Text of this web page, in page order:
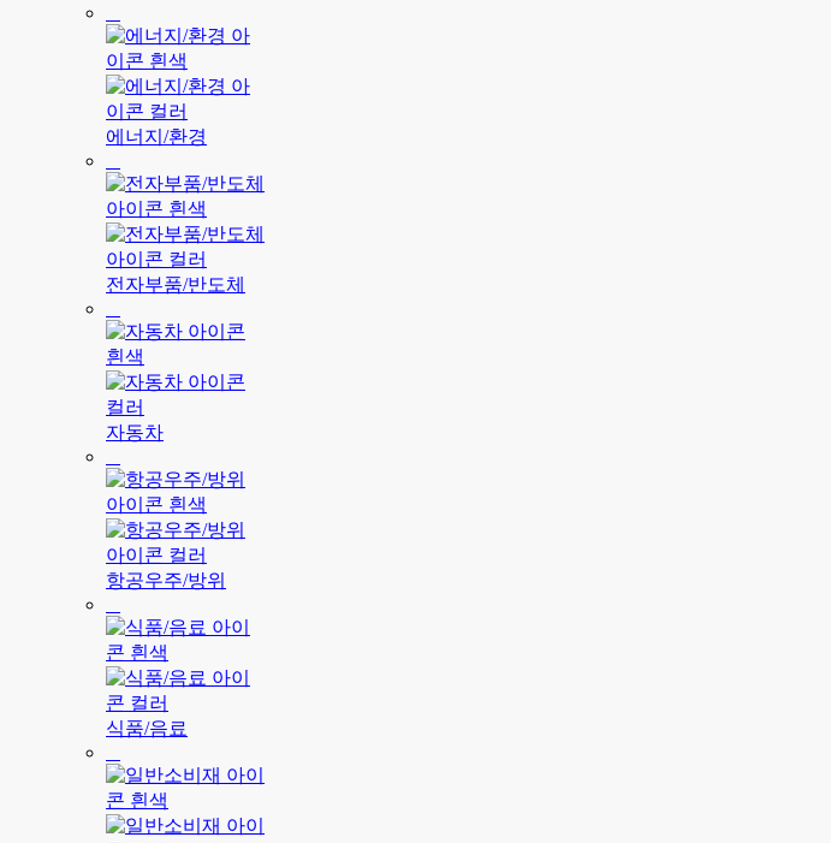
에너지/환경
전자부품/반도체
자동차
항공우주/방위
식품/음료